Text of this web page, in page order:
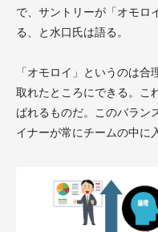
で、サントリーが「オモロ
る、と水口氏は語る。
「オモロイ」というのは
取れたところにできる。こ
ばれるものだ。このバラン
イナーが常にチームの中に